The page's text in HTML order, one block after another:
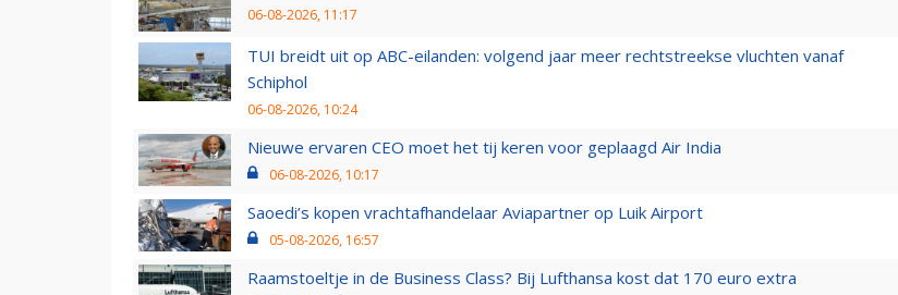
06-08-2026, 11:17
TUI breidt uit op ABC-eilanden: volgend jaar meer rechtstreekse vluchten vanaf
Schiphol
06-08-2026, 10:24
Nieuwe ervaren CEO moet het tij keren voor geplaagd Air India
06-08-2026, 10:17
Saoedi’s kopen vrachtafhandelaar Aviapartner op Luik Airport
05-08-2026, 16:57
Raamstoeltje in de Business Class? Bij Lufthansa kost dat 170 euro extra